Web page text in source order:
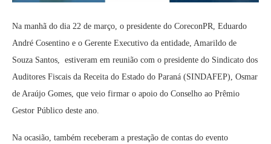
Na manhã do dia 22 de março, o presidente do CoreconPR, Eduardo
André Cosentino e o Gerente Executivo da entidade, Amarildo de
Souza Santos, estiveram em reunião com o presidente do Sindicato dos
Auditores Fiscais da Receita do Estado do Paraná (SINDAFEP), Osmar
de Araújo Gomes, que veio firmar o apoio do Conselho ao Prêmio
Gestor Público deste ano.
Na ocasião, também receberam a prestação de contas do evento